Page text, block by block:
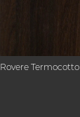
Rovere Termocotto